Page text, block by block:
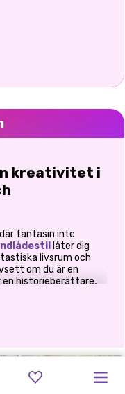
kreativitet i
fantasin inte
låter dig
livsrum och
om du är en
en historieberättare,
kreativitet, där du kan:
brett urval av trendiga
OCH
TILLBAKA